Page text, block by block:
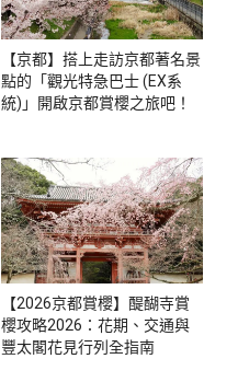
【京都】搭上走訪京都著名景
點的「觀光特急巴士 (EX系
統)」開啟京都賞櫻之旅吧！
【2026京都賞櫻】醍醐寺賞
櫻攻略2026：花期、交通與
豐太閣花見行列全指南